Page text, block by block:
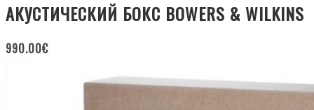
АКУСТИЧЕСКИЙ БОКС BOWERS & WILKINS
990.00€